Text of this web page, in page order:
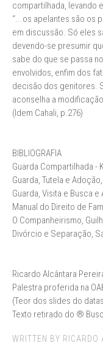
compartilhada, levando
“...os apelantes são os
em discussão. Só eles
devendo-se presumir
sabe do que se passa
envolvidos, enfim dos
decisão dos genitores.
aconselha a
(Idem Cahali, p.276)
BIBLIOGRAFIA
Guarda Compartilhada -
Guarda, Tutela e
Guarda, Visita e Busca
Manual do Direito de
O Companheirismo,
Divórcio e Separação,
Ricardo Alcântara
Palestra proferida na
(Teor dos slides do
Texto retirado do ®
WRITTEN BY RICARDO